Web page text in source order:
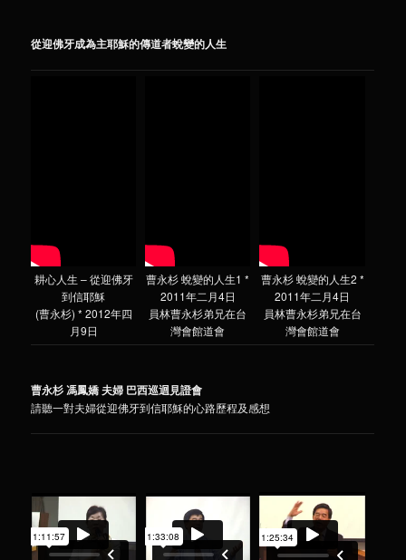
從迎佛牙成為主耶穌的傳道者蛻變的人生
耕心人生 – 從迎佛牙
到信耶穌
(曹永杉) * 2012年四
月9日
曹永杉 蛻變的人生1 *
2011年二月4日
員林曹永杉弟兄在台
灣會館道會
曹永杉 蛻變的人生2 *
2011年二月4日
員林曹永杉弟兄在台
灣會館道會
曹永杉 馮鳳嬌 夫婦 巴西巡迴見證會
請聽一對夫婦從迎佛牙到信耶穌的心路歷程及感想